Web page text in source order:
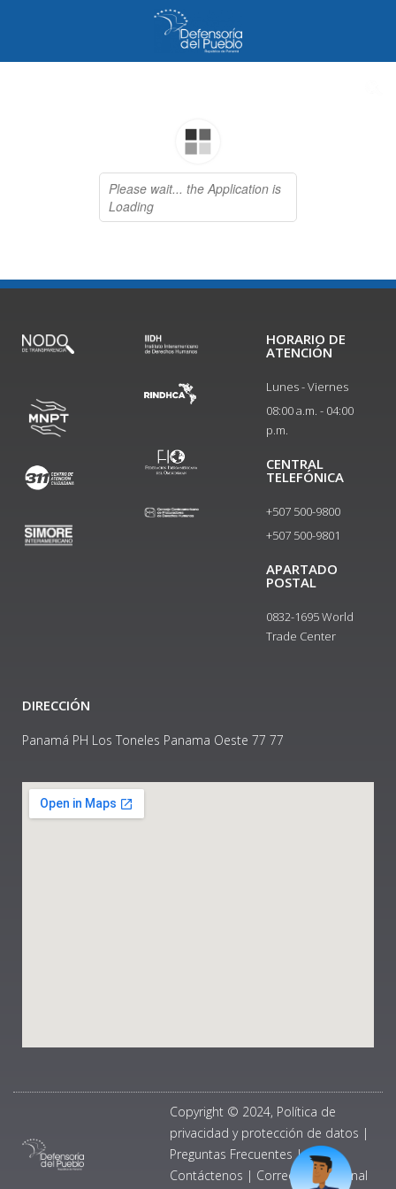
HORARIO DE
ATENCIÓN
Lunes - Viernes
08:00 a.m. - 04:00
p.m.
CENTRAL
TELEFÓNICA
+507 500-9800
+507 500-9801​
APARTADO
POSTAL
0832-1695 World
Trade Center
DIRECCIÓN
Panamá PH Los Toneles Panama Oeste 77 77
Copyright © 2024, Política de
privacidad y protección de datos |
Preguntas Frecuentes |
Contáctenos | Correo Institucional